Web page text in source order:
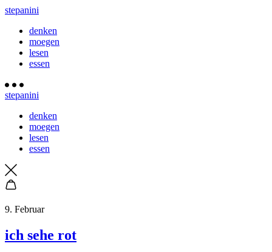
stepanini
denken
moegen
lesen
essen
stepanini
denken
moegen
lesen
essen
9. Februar
ich sehe rot